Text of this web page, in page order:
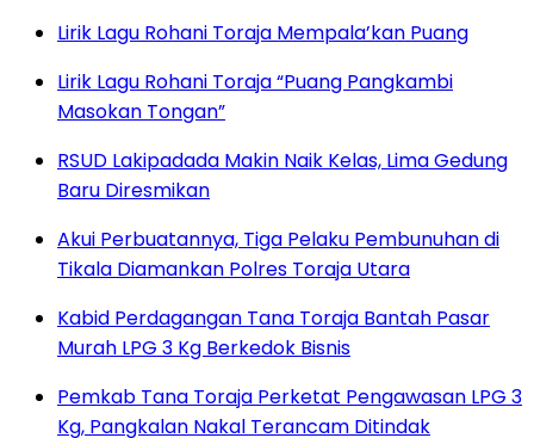
Lirik Lagu Rohani Toraja Mempala’kan Puang
Lirik Lagu Rohani Toraja “Puang Pangkambi
Masokan Tongan”
RSUD Lakipadada Makin Naik Kelas, Lima Gedung
Baru Diresmikan
Akui Perbuatannya, Tiga Pelaku Pembunuhan di
Tikala Diamankan Polres Toraja Utara
Kabid Perdagangan Tana Toraja Bantah Pasar
Murah LPG 3 Kg Berkedok Bisnis
Pemkab Tana Toraja Perketat Pengawasan LPG 3
Kg, Pangkalan Nakal Terancam Ditindak